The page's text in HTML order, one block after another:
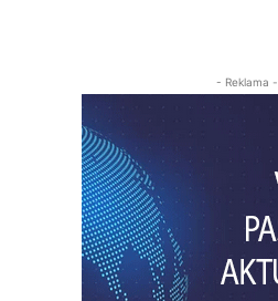
- Reklama -